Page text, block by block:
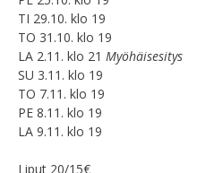
TI 29.10. klo 19
TO 31.10. klo 19
LA 2.11. klo 21 Myöhäisesitys
SU 3.11. klo 19
TO 7.11. klo 19
PE 8.11. klo 19
LA 9.11. klo 19
Liput 20/15€